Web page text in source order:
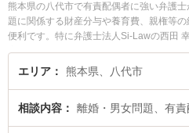
熊本県の八代市で有責配偶者に強い弁護
題に関係する財産分与や養育費、親権等
便利です。特に弁護士法人Si-Lawの西田
寛弁護士、弁護士法人Si-Lawの吉田 香織
用、強みなどが注目されています。『八
談できる八代市内の弁護士に相談予約し
すすめです。
エリア 熊本県、八代市
相談内容 離婚・男女問題、有